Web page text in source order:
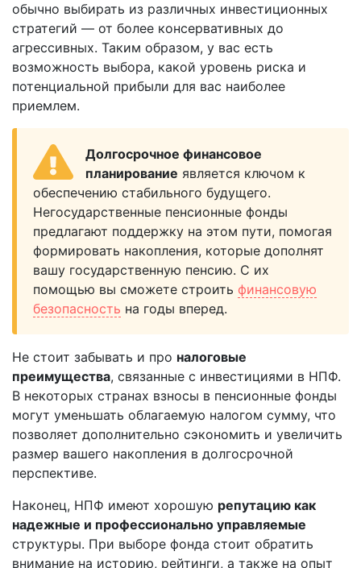
обычно выбирать из различных инвестиционных
стратегий — от более консервативных до
агрессивных. Таким образом, у вас есть
возможность выбора, какой уровень риска и
потенциальной прибыли для вас наиболее
приемлем.
Долгосрочное финансовое
планирование является ключом к
обеспечению стабильного будущего.
Негосударственные пенсионные фонды
предлагают поддержку на этом пути, помогая
формировать накопления, которые дополнят
вашу государственную пенсию. С их
помощью вы сможете строить финансовую
безопасность на годы вперед.
Не стоит забывать и про налоговые
преимущества, связанные с инвестициями в НПФ.
В некоторых странах взносы в пенсионные фонды
могут уменьшать облагаемую налогом сумму, что
позволяет дополнительно сэкономить и увеличить
размер вашего накопления в долгосрочной
перспективе.
Наконец, НПФ имеют хорошую репутацию как
надежные и профессионально управляемые
структуры. При выборе фонда стоит обратить
внимание на историю, рейтинги, а также на опыт